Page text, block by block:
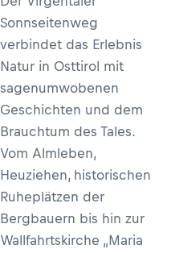
Sonnseitenweg
verbindet das Erlebnis
Natur in Osttirol mit
sagenumwobenen
Geschichten und dem
Brauchtum des Tales.
Vom Almleben,
Heuziehen, historischen
Ruheplätzen der
Bergbauern bis hin zur
Wallfahrtskirche „Maria